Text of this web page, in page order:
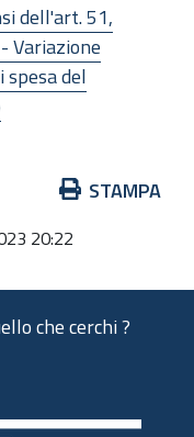
dell'art. 51,
Variazione
del
STAMPA
20:22
che cerchi ?